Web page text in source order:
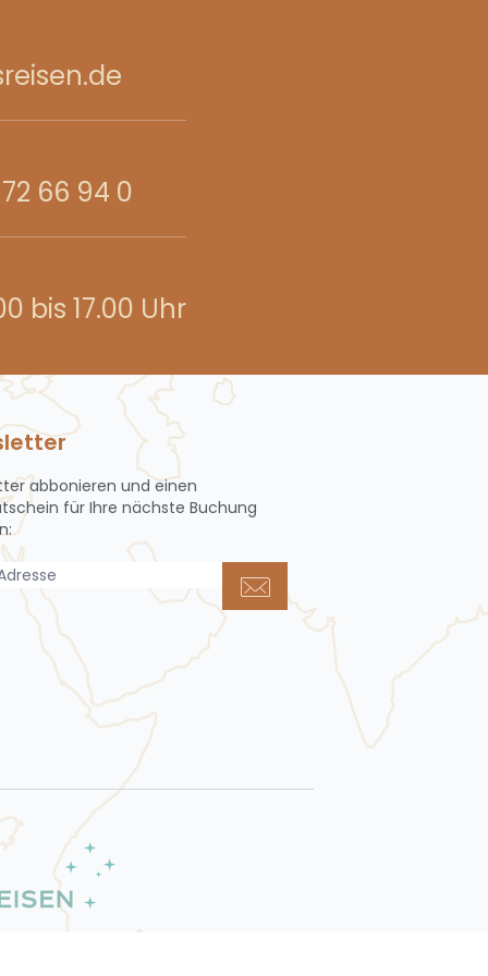
66 94 0
bis 17.00 Uhr
abbonieren und einen
für Ihre nächste Buchung